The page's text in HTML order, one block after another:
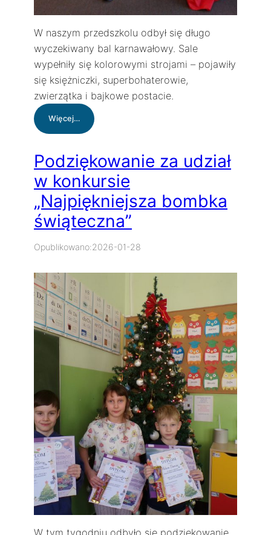
W naszym przedszkolu odbył się długo
wyczekiwany bal karnawałowy. Sale
wypełniły się kolorowymi strojami – pojawiły
się księżniczki, superbohaterowie,
zwierzątka i bajkowe postacie.
Więcej…
Bal
przedszkolu
Podziękowanie za udział
w konkursie
„Najpiękniejsza bombka
świąteczna”
Opublikowano:2026-01-28